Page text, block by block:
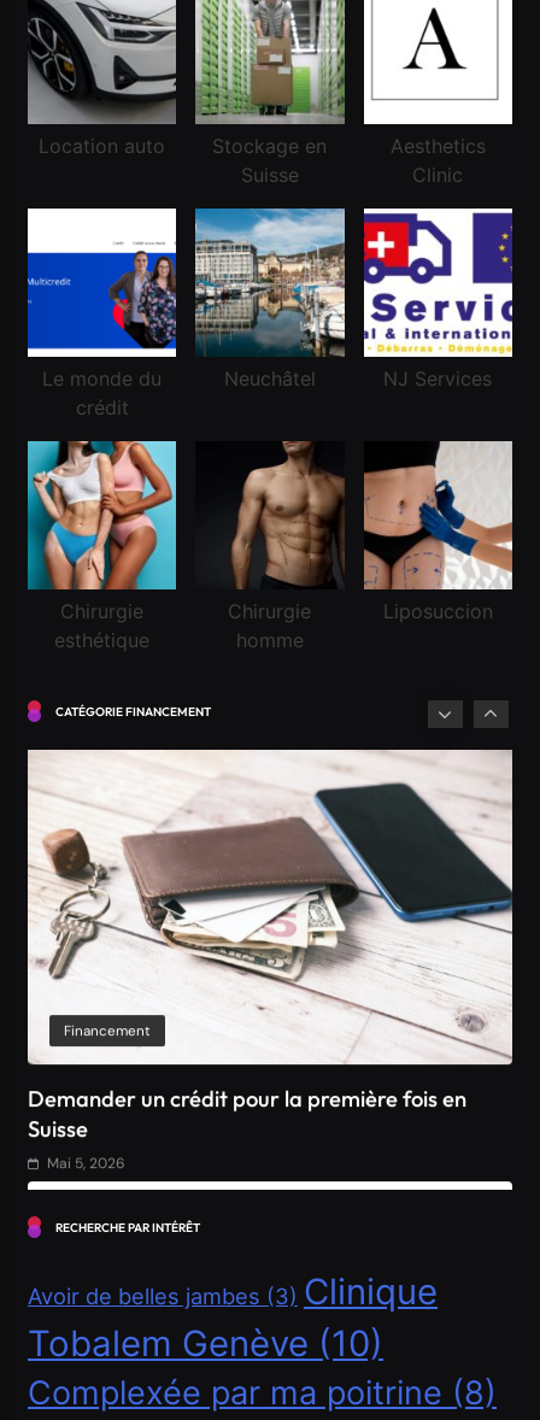
Location auto
Stockage en
Suisse
Aesthetics
Clinic
Le monde du
crédit
Neuchâtel NJ Services
Chirurgie
esthétique
Chirurgie
homme
Liposuccion
CATÉGORIE FINANCEMENT
Financement
Réussir une demande de crédit frontalier
Financement
Suisse
Financement
Comment obtenir un crédit Bancaire en Suisse ?
Mai 5, 2026
RECHERCHE PAR INTÉRÊT
Avoir de belles jambes (3) Clinique
Tobalem Genève (10)
Complexée par ma poitrine (8)